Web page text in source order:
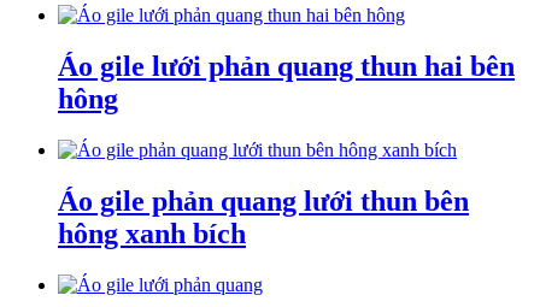
Áo gile lưới phản quang thun hai bên
hông
Áo gile phản quang lưới thun bên
hông xanh bích